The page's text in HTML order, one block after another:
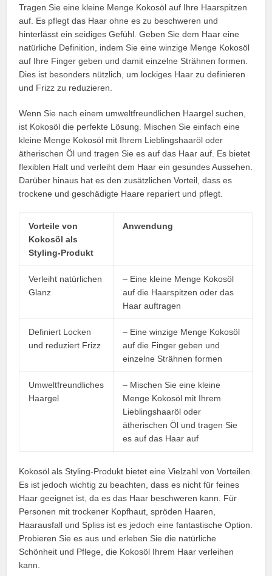
Tragen Sie eine kleine Menge Kokosöl auf Ihre Haarspitzen
auf. Es pflegt das Haar ohne es zu beschweren und
hinterlässt ein seidiges Gefühl. Geben Sie dem Haar eine
natürliche Definition, indem Sie eine winzige Menge Kokosöl
auf Ihre Finger geben und damit einzelne Strähnen formen.
Dies ist besonders nützlich, um lockiges Haar zu definieren
und Frizz zu reduzieren.
Wenn Sie nach einem umweltfreundlichen Haargel suchen,
ist Kokosöl die perfekte Lösung. Mischen Sie einfach eine
kleine Menge Kokosöl mit Ihrem Lieblingshaaröl oder
ätherischen Öl und tragen Sie es auf das Haar auf. Es bietet
flexiblen Halt und verleiht dem Haar ein gesundes Aussehen.
Darüber hinaus hat es den zusätzlichen Vorteil, dass es
trockene und geschädigte Haare repariert und pflegt.
Vorteile von
Kokosöl als
Styling-Produkt
Anwendung
Verleiht natürlichen
Glanz
– Eine kleine Menge Kokosöl
auf die Haarspitzen oder das
Haar auftragen
Definiert Locken
und reduziert Frizz
– Eine winzige Menge Kokosöl
auf die Finger geben und
einzelne Strähnen formen
Umweltfreundliches
Haargel
– Mischen Sie eine kleine
Menge Kokosöl mit Ihrem
Lieblingshaaröl oder
ätherischen Öl und tragen Sie
es auf das Haar auf
Kokosöl als Styling-Produkt bietet eine Vielzahl von Vorteilen.
Es ist jedoch wichtig zu beachten, dass es nicht für feines
Haar geeignet ist, da es das Haar beschweren kann. Für
Personen mit trockener Kopfhaut, spröden Haaren,
Haarausfall und Spliss ist es jedoch eine fantastische Option.
Probieren Sie es aus und erleben Sie die natürliche
Schönheit und Pflege, die Kokosöl Ihrem Haar verleihen
kann.